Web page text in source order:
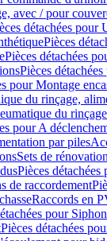
avec / pour
détachées pour
Pièces
Pièces détachées
Pièces
pour Montage
du rinçage,
du rinçage
pour A
par piles
Sets de rénovation
Pièces
de raccordement
Raccords en
pour
Pièces détachées